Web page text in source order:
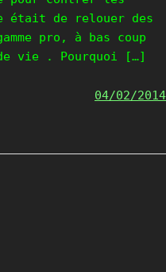
était de relouer des
pro, à bas coup
vie . Pourquoi […]
04/02/2014